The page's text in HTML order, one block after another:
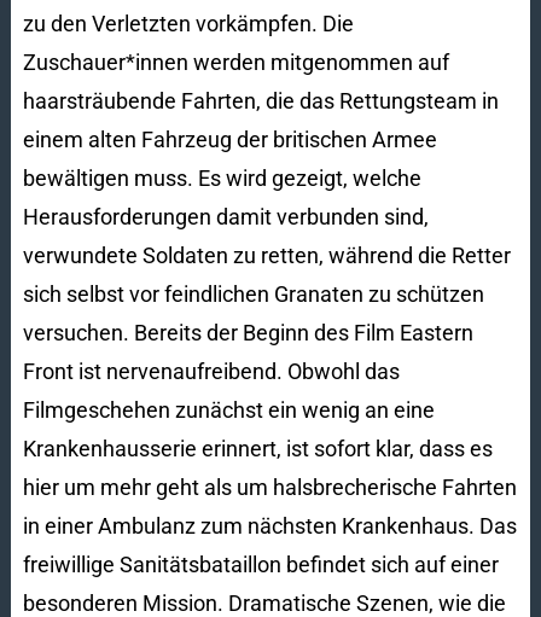
zu den Verletzten vorkämpfen. Die
Zuschauer*innen werden mitgenommen auf
haarsträubende Fahrten, die das Rettungsteam in
einem alten Fahrzeug der britischen Armee
bewältigen muss. Es wird gezeigt, welche
Herausforderungen damit verbunden sind,
verwundete Soldaten zu retten, während die Retter
sich selbst vor feindlichen Granaten zu schützen
versuchen. Bereits der Beginn des Film Eastern
Front ist nervenaufreibend. Obwohl das
Filmgeschehen zunächst ein wenig an eine
Krankenhausserie erinnert, ist sofort klar, dass es
hier um mehr geht als um halsbrecherische Fahrten
in einer Ambulanz zum nächsten Krankenhaus. Das
freiwillige Sanitätsbataillon befindet sich auf einer
besonderen Mission. Dramatische Szenen, wie die